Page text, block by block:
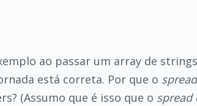
ao passar um array de strings
está correta. Por que o
(Assumo que é isso que o spread